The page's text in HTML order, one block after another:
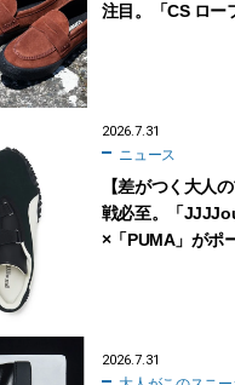
注目。「CS ロー
2026.7.31
ニュース
【差がつく大人
戦必至。「
×「PUMA」がポ
2026.7.31